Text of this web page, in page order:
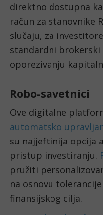
direktno dostupna
račun za stanovnike
slučaju, za
standardni brokerski
oporezivanju
Robo-savetnici
Ove digitalne
automatsko
su najjeftinija opcija
pristup investiranju.
pružiti
na osnovu
finansijskog cilja.